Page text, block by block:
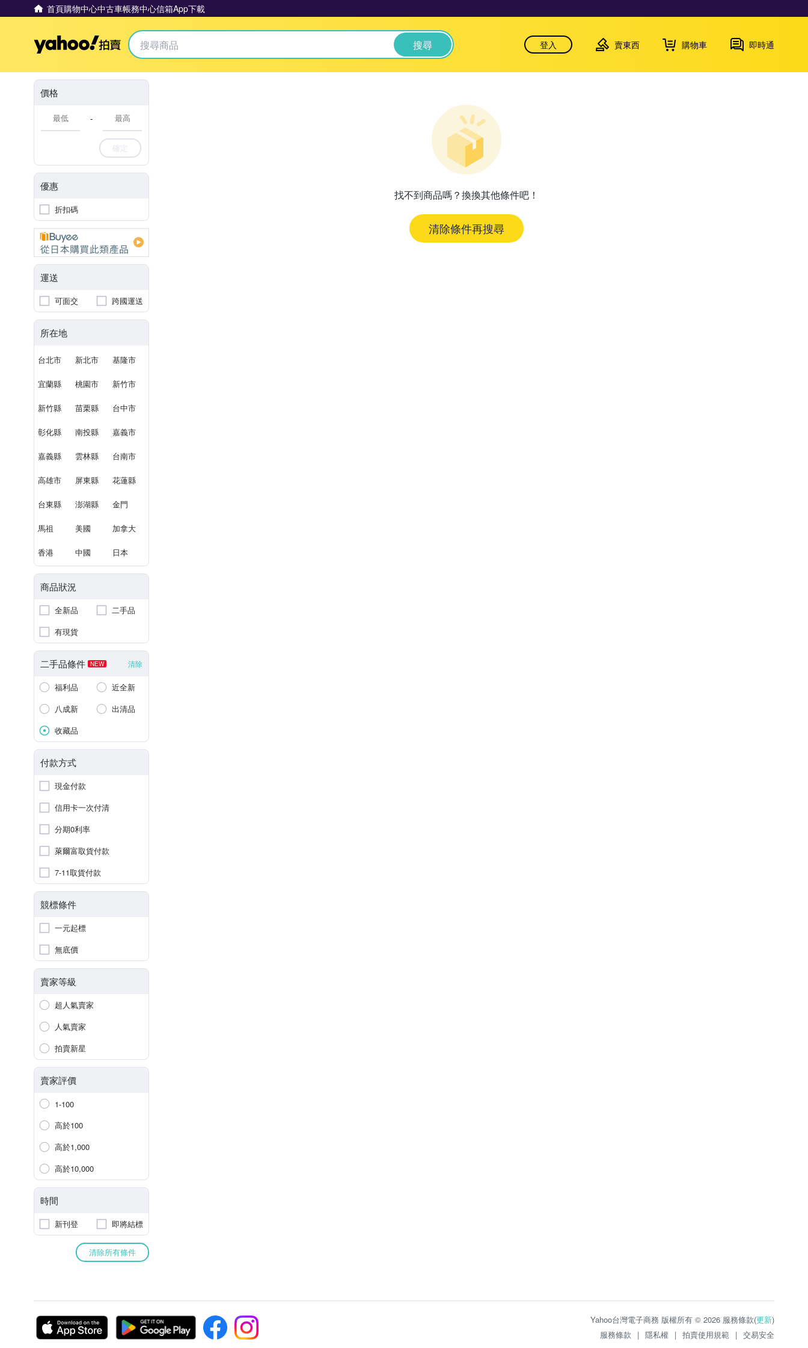
首頁購物中心中古車帳務中心信箱App下載
Yahoo拍賣 搜尋 登入 賣東西 購物車 即時通
價格
-
確定
優惠
折扣碼
運送
可面交 跨國運送
所在地
台北市 新北市 基隆市
宜蘭縣 桃園市 新竹市
新竹縣 苗栗縣 台中市
彰化縣 南投縣 嘉義市
嘉義縣 雲林縣 台南市
高雄市 屏東縣 花蓮縣
台東縣 澎湖縣 金門
馬祖 美國 加拿大
香港 中國 日本
商品狀況
全新品
二手品
有現貨
二手品條件 NEW 清除
福利品
近全新
八成新
出清品
收藏品
付款方式
現金付款
信用卡一次付清
分期0利率
萊爾富取貨付款
7-11取貨付款
競標條件
一元起標
無底價
賣家等級
超人氣賣家
人氣賣家
拍賣新星
賣家評價
1-100
高於100
高於1,000
高於10,000
時間
新刊登 即將結標
清除所有條件
找不到商品嗎？換換其他條件吧！
清除條件再搜尋
Yahoo台灣電子商務 版權所有 © 2026 服務條款(更新)
服務條款
| 隱私權 | 拍賣使用規範 | 交易安全